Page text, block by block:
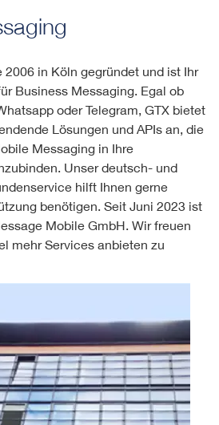
2006 in Köln gegründet und ist Ihr
Business Messaging. Egal ob
oder Telegram, GTX bietet
Lösungen und APIs an, die
Messaging in Ihre
Unser deutsch- und
hilft Ihnen gerne
benötigen. Seit Juni 2023 ist
Mobile GmbH. Wir freuen
mehr Services anbieten zu